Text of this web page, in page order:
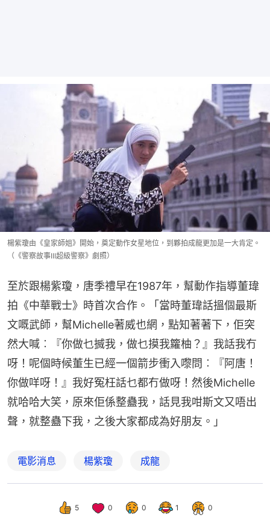
楊紫瓊由《皇家師姐》開始，奠定動作女星地位，到夥拍成龍更加是一大肯定。
（《警察故事III超級警察》劇照）
至於跟楊紫瓊，唐季禮早在1987年，幫動作指導董瑋
拍《中華戰士》時首次合作。「當時董瑋話搵個最斯
文嘅武師，幫Michelle著威也網，點知著著下，佢突
然大喊︰『你做乜搣我，做乜摸我籮柚？』我話我冇
呀！呢個時候董生已經一個箭步衝入嚟問︰『阿唐！
你做咩呀！』我好冤枉話乜都冇做呀！然後Michelle
就哈哈大笑，原來佢係整蠱我，話見我咁斯文又唔出
聲，就整蠱下我，之後大家都成為好朋友。」
電影消息 楊紫瓊 成龍
5 0 0 1 0